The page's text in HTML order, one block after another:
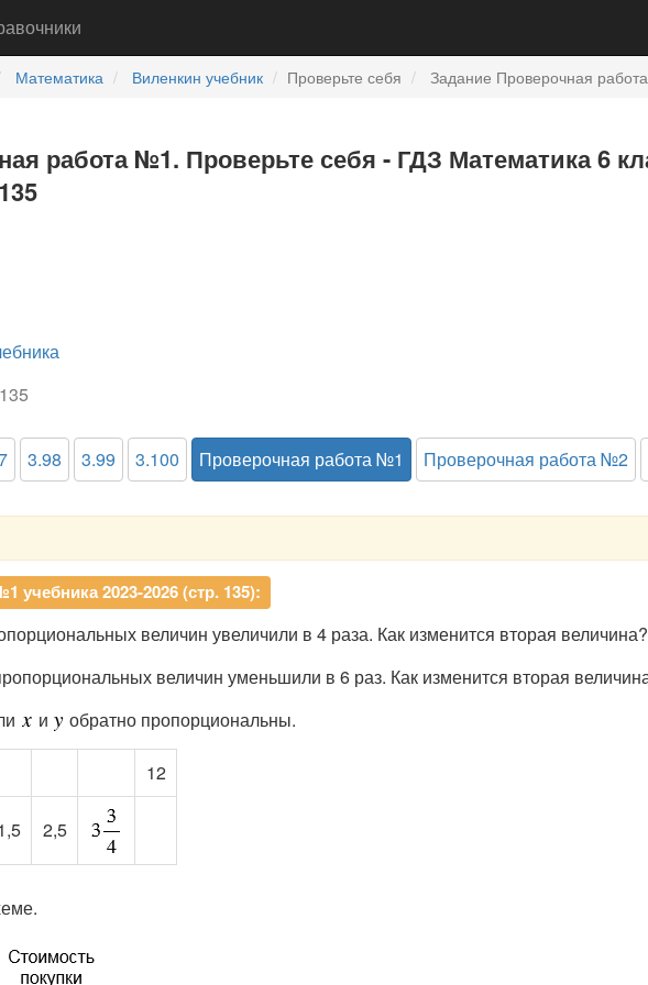
Математика Виленкин учебник Проверьте себя Задание Проверочная
работа №1. Проверьте себя - ГДЗ Математика 6
3.98 3.99 3.100 Проверочная работа №1 Проверочная работа №2
2023-2026 (стр. 135):
величин увеличили в 4 раза. Как изменится вторая величина?
величин уменьшили в 6 раз. Как изменится вторая
и обратно пропорциональны.
12
2,5